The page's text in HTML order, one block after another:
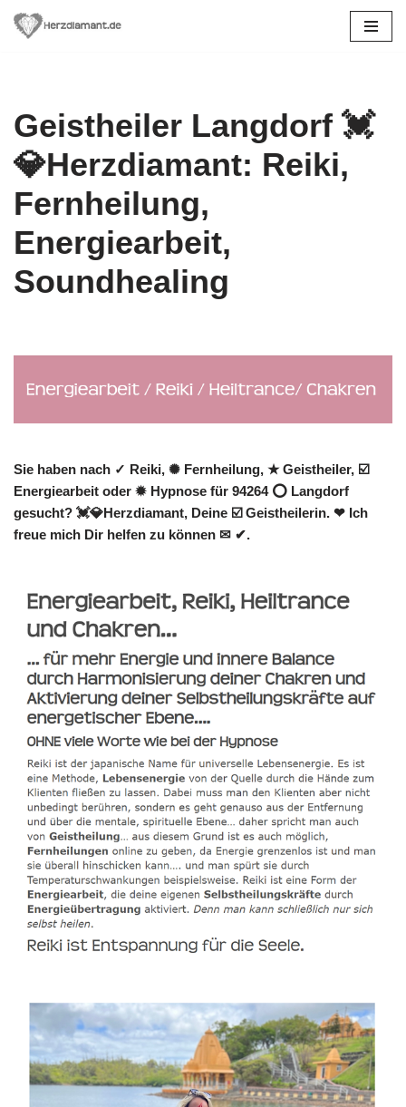
Geistheiler Langdorf 💓️
💎Herzdiamant: Reiki,
Fernheilung,
Energiearbeit,
Soundhealing
Sie haben nach ✓ Reiki, ✺ Fernheilung, ★ Geistheiler, ☑️
Energiearbeit oder ✹ Hypnose für 94264 ⭕ Langdorf
gesucht? 💓️💎Herzdiamant, Deine ☑️ Geistheilerin. ❤ Ich
freue mich Dir helfen zu können ✉ ✔.